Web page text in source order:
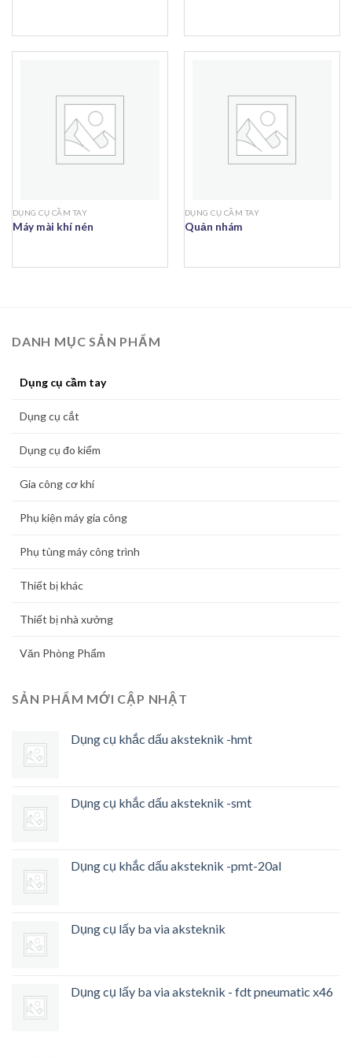
DỤNG CỤ CẦM TAY
Máy mài khí nén
DỤNG CỤ CẦM TAY
Quản nhám
DANH MỤC SẢN PHẨM
Dụng cụ cầm tay
Dụng cụ cắt
Dụng cụ đo kiểm
Gia công cơ khí
Phụ kiện máy gia công
Phụ tùng máy công trình
Thiết bị khác
Thiết bị nhà xưởng
Văn Phòng Phẩm
SẢN PHẨM MỚI CẬP NHẬT
Dụng cụ khắc dấu aksteknik -hmt
Dụng cụ khắc dấu aksteknik -smt
Dụng cụ khắc dấu aksteknik -pmt-20al
Dụng cụ lấy ba via aksteknik
Dụng cụ lấy ba via aksteknik - fdt pneumatic x46